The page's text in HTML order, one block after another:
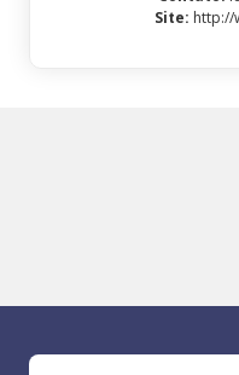
Site: http://